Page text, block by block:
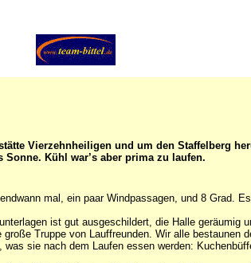
Vierzehnheiligen und um den Staffelberg
Kühl war’s aber prima zu laufen.
mal, ein paar Windpassagen, und 8 Grad.
ist gut ausgeschildert, die Halle geräumig
Truppe von Lauffreunden. Wir alle bestaunen
sie nach dem Laufen essen werden: